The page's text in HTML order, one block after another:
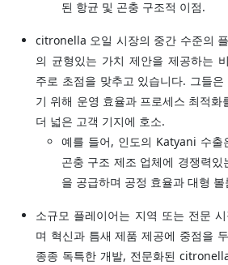
된 항균 및 곤충 구조적 이점.
citronella 오일 시장의 중간 수준의
의 균형있는 가치 제안을 제공하는
주로 초점을 맞추고 있습니다. 그들
기 위해 운영 효율과 프로세스 최적화
더 넓은 고객 기지에 호소.
예를 들어, 인도의 Katyani 수출
곤충 구조 제조 업체에 경쟁력
을 공급하며 공정 효율과 대형
소규모 플레이어는 지역 또는 전문
며 혁신과 틈새 제품 제공에 중점을
종종 독특한 개발, 전문화된